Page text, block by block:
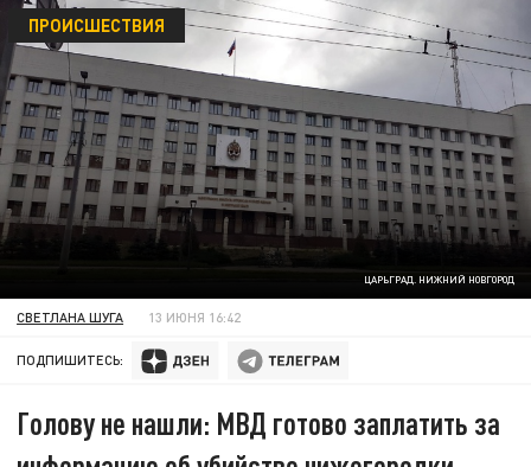
ЦАРЬГРАД. НИЖНИЙ НОВГОРОД
ПРОИСШЕСТВИЯ
СВЕТЛАНА ШУГА 13 ИЮНЯ 16:42
ПОДПИШИТЕСЬ:
Голову не нашли: МВД готово заплатить за